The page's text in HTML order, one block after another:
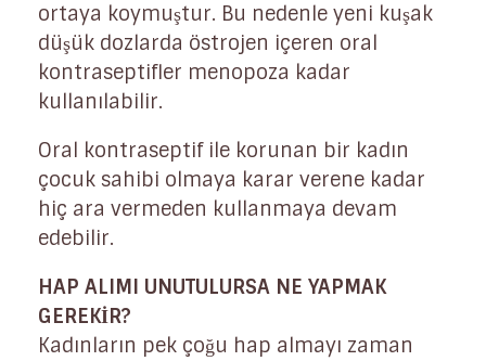
ortaya koymuştur. Bu nedenle yeni kuşak
düşük dozlarda östrojen içeren oral
kontraseptifler menopoza kadar
kullanılabilir.
Oral kontraseptif ile korunan bir kadın
çocuk sahibi olmaya karar verene kadar
hiç ara vermeden kullanmaya devam
edebilir.
HAP ALIMI UNUTULURSA NE YAPMAK
GEREKİR?
Kadınların pek çoğu hap almayı zaman